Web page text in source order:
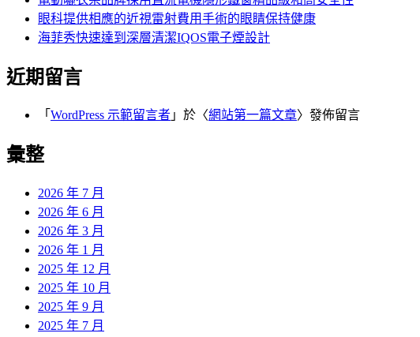
眼科提供相應的近視雷射費用手術的眼睛保持健康
海菲秀快速達到深層清潔IQOS電子煙設計
近期留言
「 WordPress 示範留言者 」於〈網站第一篇文章〉發佈留言
彙整
2026 年 7 月
2026 年 6 月
2026 年 3 月
2026 年 1 月
2025 年 12 月
2025 年 10 月
2025 年 9 月
2025 年 7 月